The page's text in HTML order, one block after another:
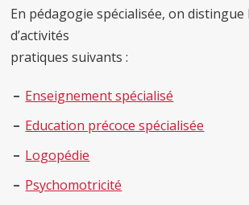
En pédagogie spécialisée, on distingue
d’activités
pratiques suivants :
Enseignement spécialisé
Education précoce spécialisée
Logopédie
Psychomotricité